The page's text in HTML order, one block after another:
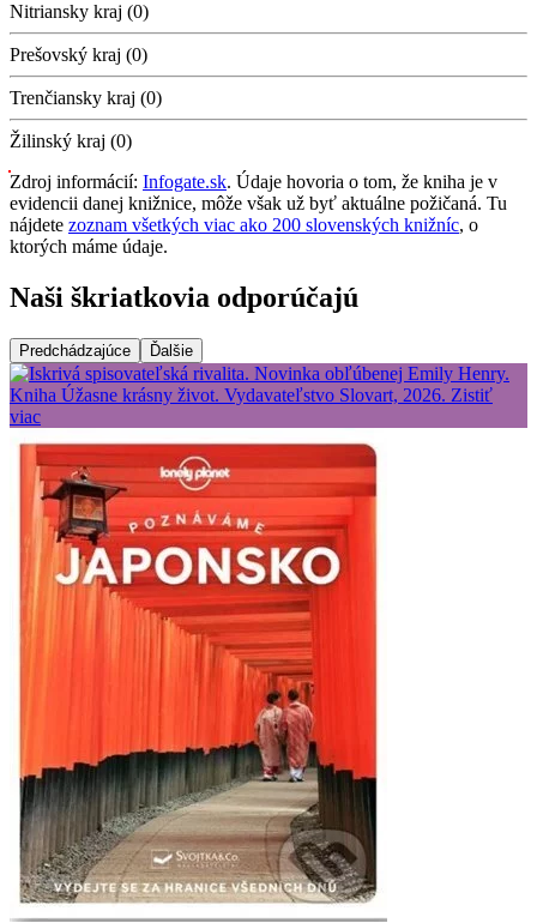
Nitriansky kraj (0)
Prešovský kraj (0)
Trenčiansky kraj (0)
Žilinský kraj (0)
Zdroj informácií: Infogate.sk. Údaje hovoria o tom, že kniha je v
evidencii danej knižnice, môže však už byť aktuálne požičaná. Tu
nájdete zoznam všetkých viac ako 200 slovenských knižníc, o
ktorých máme údaje.
Naši škriatkovia odporúčajú
Predchádzajúce Ďalšie